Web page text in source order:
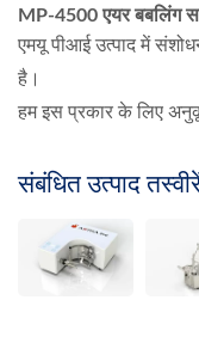
MP-4500 एयर बबलिंग
एमयू पीआई उत्पाद में
है।
हम इस प्रकार के लिए
संबंधित उत्पाद